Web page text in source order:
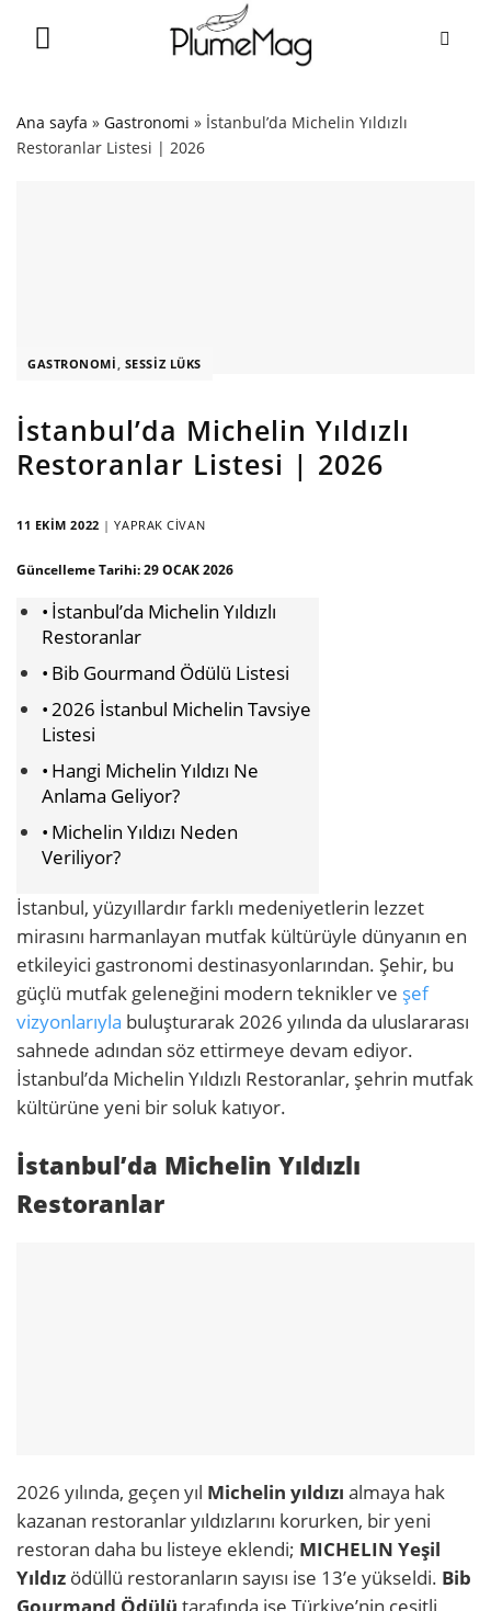
Ana sayfa » Gastronomi » İstanbul’da Michelin Yıldızlı
Restoranlar Listesi | 2026
GASTRONOMI SESSIZ LÜKS
İstanbul’da Michelin Yıldızlı
Restoranlar Listesi | 2026
11 EKIM 2022 |YAPRAK CIVAN
Güncelleme Tarihi:29 OCAK 2026
İstanbul’da Michelin Yıldızlı
Restoranlar
Bib Gourmand Ödülü Listesi
2026 İstanbul Michelin Tavsiye
Listesi
Hangi Michelin Yıldızı Ne
Anlama Geliyor?
Michelin Yıldızı Neden
Veriliyor?
İstanbul, yüzyıllardır farklı medeniyetlerin lezzet
mirasını harmanlayan mutfak kültürüyle dünyanın en
etkileyici gastronomi destinasyonlarından. Şehir, bu
güçlü mutfak geleneğini modern teknikler ve şef
vizyonlarıyla buluşturarak 2026 yılında da uluslararası
sahnede adından söz ettirmeye devam ediyor.
İstanbul’da Michelin Yıldızlı Restoranlar, şehrin mutfak
kültürüne yeni bir soluk katıyor.
İstanbul’da Michelin Yıldızlı
Restoranlar
2026 yılında, geçen yıl Michelin yıldızı almaya hak
kazanan restoranlar yıldızlarını korurken, bir yeni
restoran daha bu listeye eklendi; MICHELIN Yeşil
Yıldız ödüllü restoranların sayısı ise 13’e yükseldi. Bib